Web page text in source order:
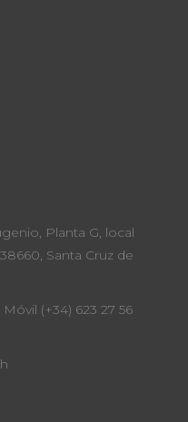
Planta G, local
Santa Cruz de
(+34) 623 27 56